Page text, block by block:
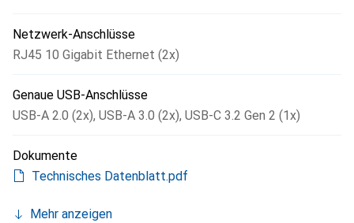
Netzwerk-Anschlüsse
RJ45 10 Gigabit Ethernet (2x)
Genaue USB-Anschlüsse
USB-A 2.0 (2x), USB-A 3.0 (2x), USB-C 3.2 Gen 2 (1x)
Dokumente
Technisches Datenblatt.pdf
Mehr anzeigen